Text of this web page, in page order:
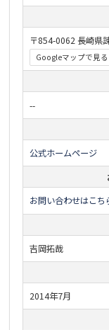
〒854-0062 長崎県
Googleマップで見る
--
公式ホームページ
お問い合わせはこち
吉岡拓哉
2014年7月